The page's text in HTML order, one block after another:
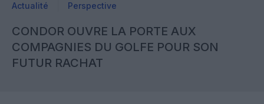
Actualité Perspective
CONDOR OUVRE LA PORTE AUX
COMPAGNIES DU GOLFE POUR SON
FUTUR RACHAT